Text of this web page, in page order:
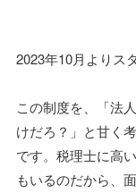
2023年10月よりス
この制度を、「法
けだろ？」と甘く
です。税理士に高
もいるのだから、